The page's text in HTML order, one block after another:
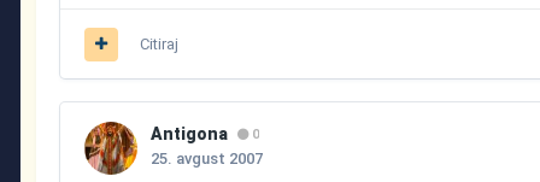
Citiraj
Antigona 0
25. avgust 2007